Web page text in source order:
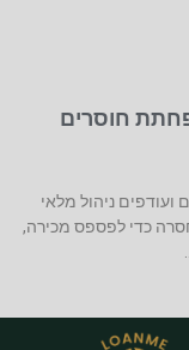
חוסרים
ניהול מלאי
כדי לפספס מכירה,